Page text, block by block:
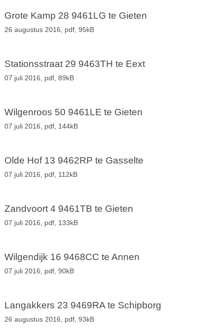
Grote Kamp 28 9461LG te Gieten
26 augustus 2016, pdf, 95kB
Stationsstraat 29 9463TH te Eext
07 juli 2016, pdf, 89kB
Wilgenroos 50 9461LE te Gieten
07 juli 2016, pdf, 144kB
Olde Hof 13 9462RP te Gasselte
07 juli 2016, pdf, 112kB
Zandvoort 4 9461TB te Gieten
07 juli 2016, pdf, 133kB
Wilgendijk 16 9468CC te Annen
07 juli 2016, pdf, 90kB
Langakkers 23 9469RA te Schipborg
26 augustus 2016, pdf, 93kB